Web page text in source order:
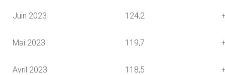
Juin 2023 124,2
Mai 2023 119,7
Avril 2023 118,5